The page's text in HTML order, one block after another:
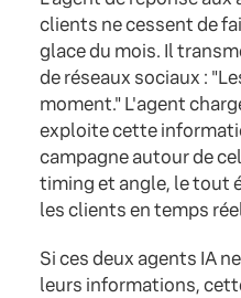
clients ne cessent de
glace du mois. Il
de réseaux sociaux :
moment." L'agent
exploite cette
campagne autour de
timing et angle, le tout
les clients en temps
Si ces deux agents IA
leurs informations,